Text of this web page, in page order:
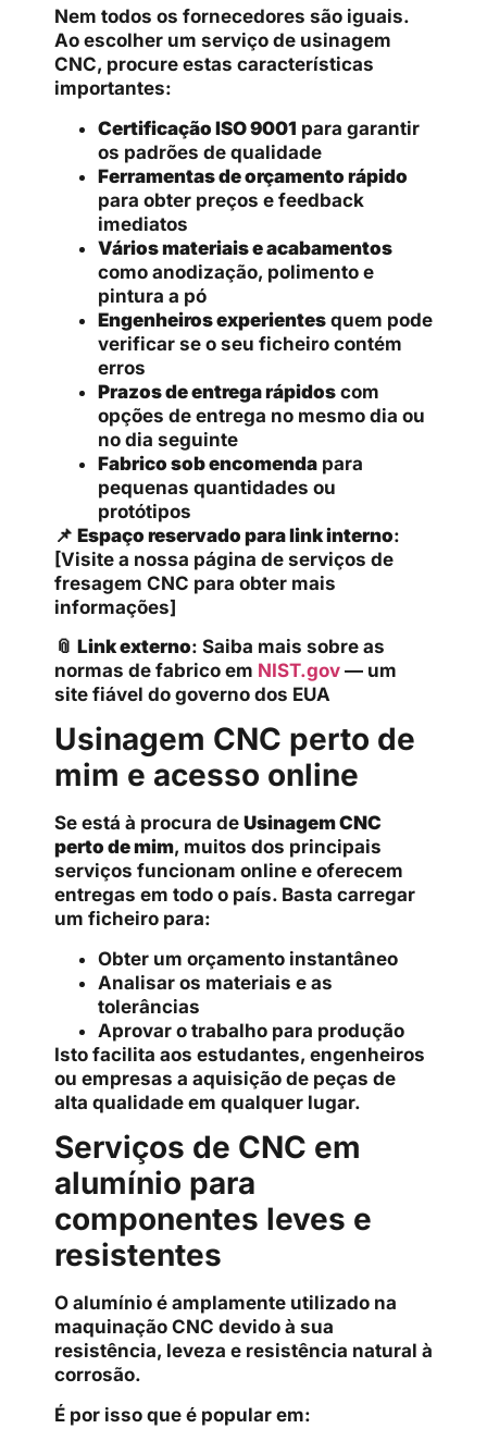
Nem todos os fornecedores são iguais.
Ao escolher um serviço de usinagem
CNC, procure estas características
importantes:
Certificação ISO 9001 para garantir
os padrões de qualidade
Ferramentas de orçamento rápido
para obter preços e feedback
imediatos
Vários materiais e acabamentos
como anodização, polimento e
pintura a pó
Engenheiros experientes quem pode
verificar se o seu ficheiro contém
erros
Prazos de entrega rápidos com
opções de entrega no mesmo dia ou
no dia seguinte
Fabrico sob encomenda para
pequenas quantidades ou
protótipos
📌 Espaço reservado para link interno:
[Visite a nossa página de serviços de
fresagem CNC para obter mais
informações]
📎 Link externo: Saiba mais sobre as
normas de fabrico em NIST.gov — um
site fiável do governo dos EUA
Usinagem CNC perto de
mim e acesso online
Se está à procura de Usinagem CNC
perto de mim, muitos dos principais
serviços funcionam online e oferecem
entregas em todo o país. Basta carregar
um ficheiro para:
Obter um orçamento instantâneo
Analisar os materiais e as
tolerâncias
Aprovar o trabalho para produção
Isto facilita aos estudantes, engenheiros
ou empresas a aquisição de peças de
alta qualidade em qualquer lugar.
Serviços de CNC em
alumínio para
componentes leves e
resistentes
O alumínio é amplamente utilizado na
maquinação CNC devido à sua
resistência, leveza e resistência natural à
corrosão.
É por isso que é popular em: